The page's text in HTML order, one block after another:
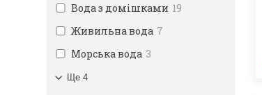
Вода з домішками 19
Живильна вода 7
Морська вода 3
Ще 4